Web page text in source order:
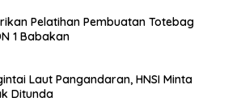
Pelatihan Pembuatan Totebag
1 Babakan
Laut Pangandaran, HNSI Minta
Ditunda